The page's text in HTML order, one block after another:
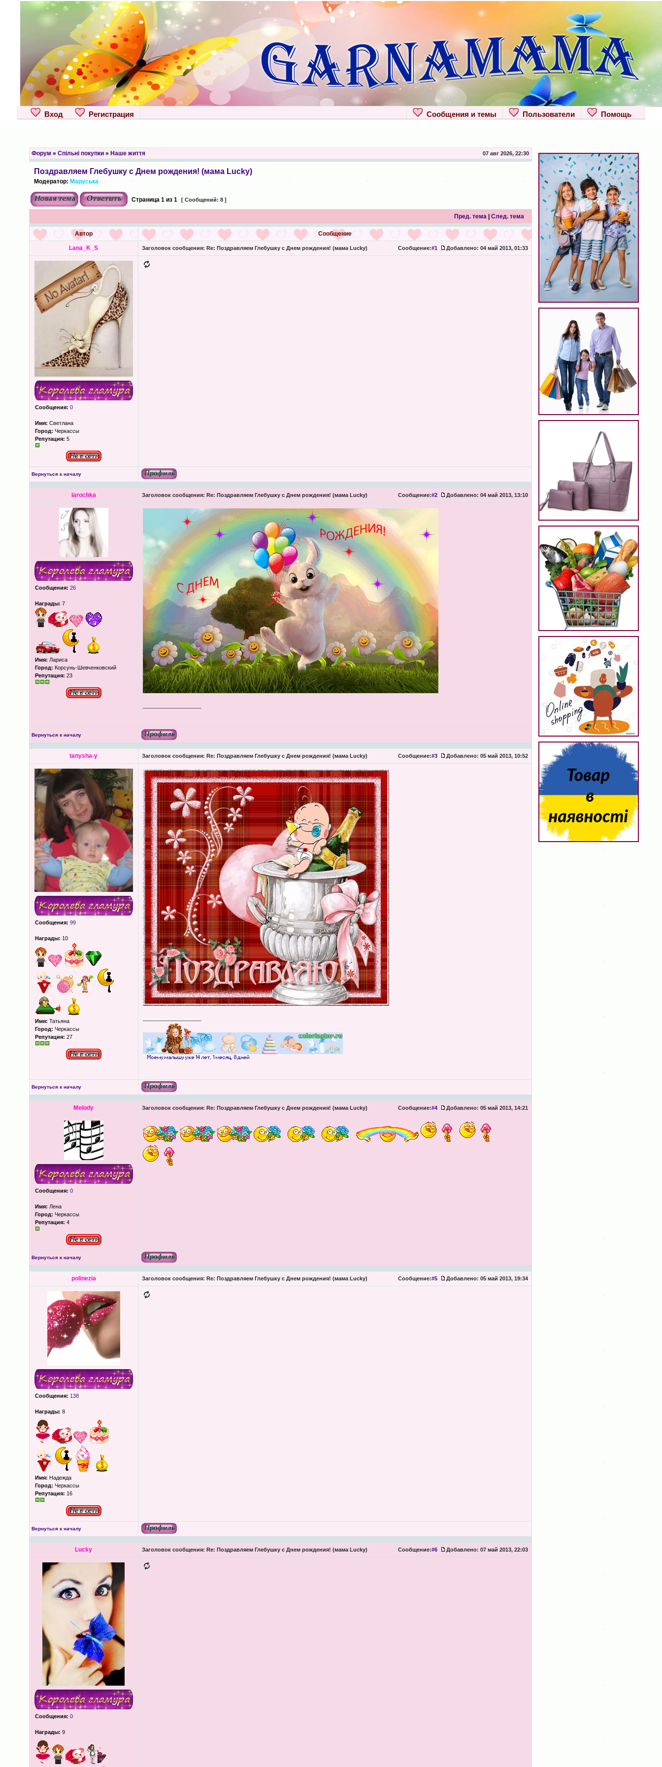
Вход Регистрация Помощь
Пользователи
Сообщения и темы
Форум » Спільні покупки» Наше життя 07 авг 2026, 22:30
Поздравляем Глебушку с Днем рождения! (мама Lucky)
Модератор: Маруська
Страница 1из 1 [ Сообщений: 8 ]
Пред. тема| След. тема
Автор Сообщение
Lana_K_S Заголовок сообщения: Re: Поздравляем Глебушку с Днем рождения! (мама Lucky) Сообщение:#1 Добавлено: 04 май 2013, 01:33
Сообщения: 0
Имя: Светлана
Город: Черкассы
Репутация: 5
Вернуться к началу
larochka Заголовок сообщения: Re: Поздравляем Глебушку с Днем рождения! (мама Lucky) Сообщение:#2 Добавлено: 04 май 2013, 13:10
Сообщения: 26
Награды: 7
Имя: Лариса
Город: Корсунь-Шевченковский
Репутация: 23
Вернуться к началу
tanysha-y Заголовок сообщения: Re: Поздравляем Глебушку с Днем рождения! (мама Lucky) Сообщение:#3 Добавлено: 05 май 2013, 10:52
Сообщения: 99
Награды: 10
Имя: Татьяна
Город: Черкассы
Репутация: 27
Вернуться к началу
Melody Заголовок сообщения: Re: Поздравляем Глебушку с Днем рождения! (мама Lucky) Сообщение:#4 Добавлено: 05 май 2013, 14:21
Сообщения: 0
Имя: Лена
Город: Черкассы
Репутация: 4
Вернуться к началу
polinezia Заголовок сообщения: Re: Поздравляем Глебушку с Днем рождения! (мама Lucky) Сообщение:#5 Добавлено: 05 май 2013, 19:34
Сообщения: 138
Награды: 8
Имя: Надежда
Город: Черкассы
Репутация: 16
Вернуться к началу
Lucky Заголовок сообщения: Re: Поздравляем Глебушку с Днем рождения! (мама Lucky) Сообщение:#6 Добавлено: 07 май 2013, 22:03
Сообщения: 0
Награды: 9